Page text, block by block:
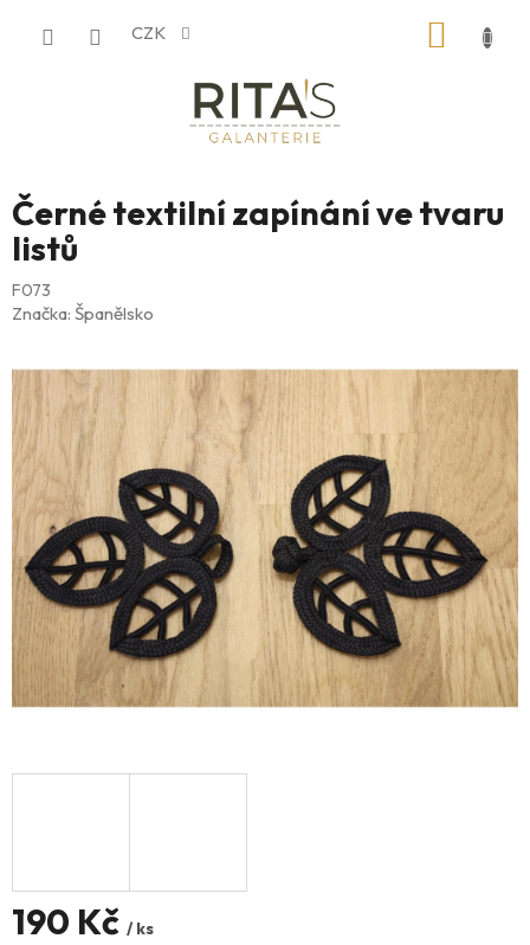
CZK
Černé textilní zapínání ve tvaru
listů
F073
Značka: Španělsko
190 Kč / ks